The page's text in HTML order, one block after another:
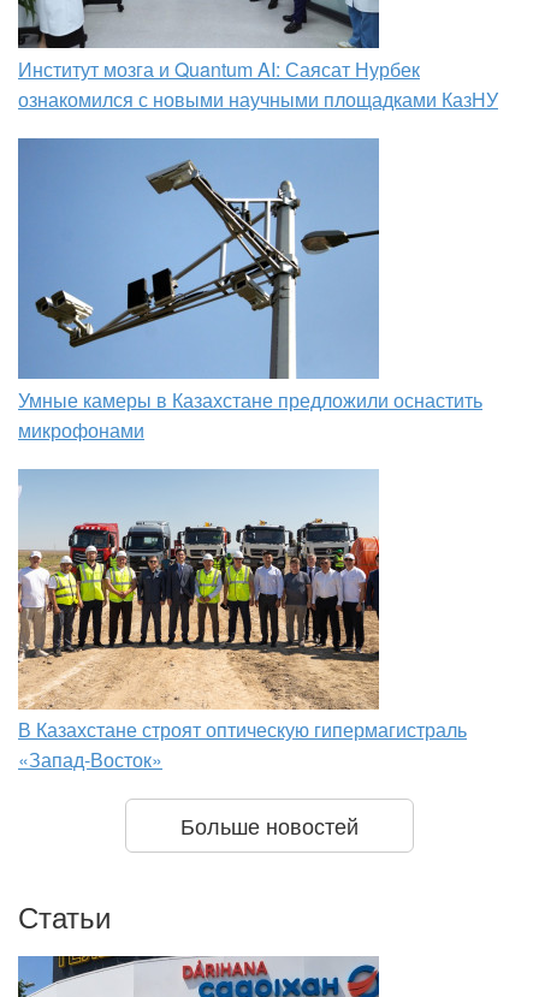
Институт мозга и Quantum AI: Саясат Нурбек
ознакомился с новыми научными площадками КазНУ
Умные камеры в Казахстане предложили оснастить
микрофонами
В Казахстане строят оптическую гипермагистраль
«Запад-Восток»
Больше новостей
Статьи